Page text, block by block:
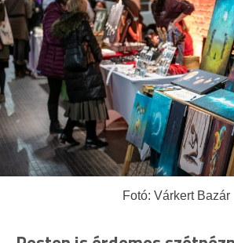
Fotó: Várkert Bazár